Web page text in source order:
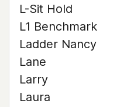
L-Sit Hold
L1 Benchmark
Ladder Nancy
Lane
Larry
Laura